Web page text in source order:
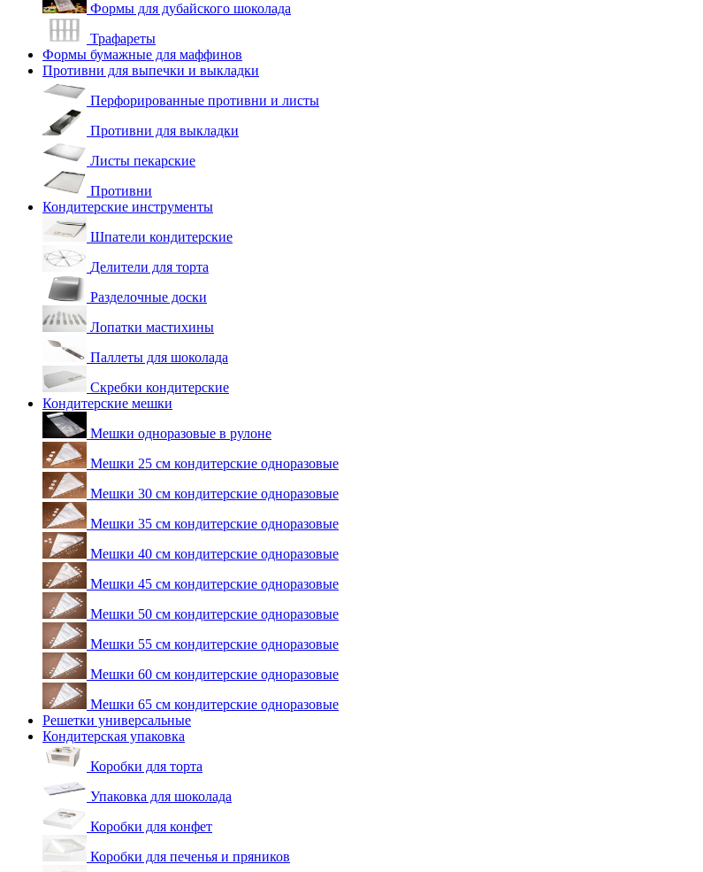
Формы для дубайского шоколада
Трафареты
Формы бумажные для маффинов
Противни для выпечки и выкладки
Перфорированные противни и листы
Противни для выкладки
Листы пекарские
Противни
Кондитерские инструменты
Шпатели кондитерские
Делители для торта
Разделочные доски
Лопатки мастихины
Паллеты для шоколада
Скребки кондитерские
Кондитерские мешки
Мешки одноразовые в рулоне
Мешки 25 см кондитерские одноразовые
Мешки 30 см кондитерские одноразовые
Мешки 35 см кондитерские одноразовые
Мешки 40 см кондитерские одноразовые
Мешки 45 см кондитерские одноразовые
Мешки 50 см кондитерские одноразовые
Мешки 55 см кондитерские одноразовые
Мешки 60 см кондитерские одноразовые
Мешки 65 см кондитерские одноразовые
Решетки универсальные
Кондитерская упаковка
Коробки для торта
Упаковка для шоколада
Коробки для конфет
Коробки для печенья и пряников